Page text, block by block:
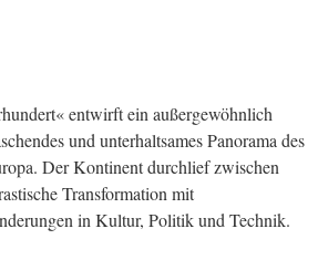
entwirft ein außergewöhnlich
und unterhaltsames Panorama des
Der Kontinent durchlief zwischen
Transformation mit
in Kultur, Politik und Technik.